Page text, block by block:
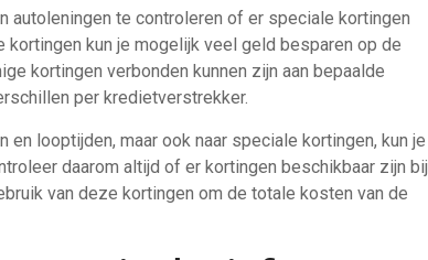
autoleningen te controleren of er speciale kortingen
kun je mogelijk veel geld besparen op de
kortingen verbonden kunnen zijn aan bepaalde
per kredietverstrekker.
looptijden, maar ook naar speciale kortingen, kun je
daarom altijd of er kortingen beschikbaar zijn bij
van deze kortingen om de totale kosten van de